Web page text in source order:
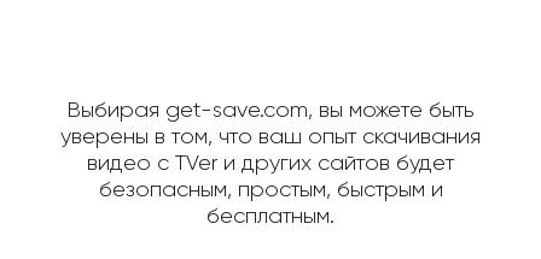
Выбирая get-save.com, вы можете быть
уверены в том, что ваш опыт скачивания
видео с TVer и других сайтов будет
безопасным, простым, быстрым и
бесплатным.